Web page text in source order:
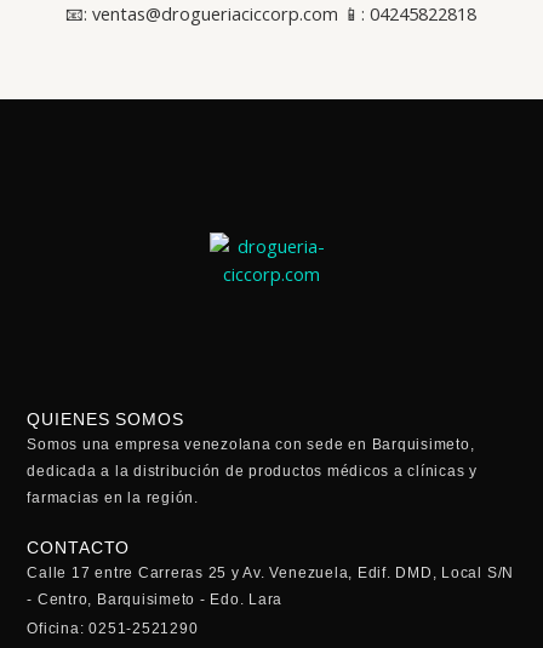
📧: ventas@drogueriaciccorp.com 📱: 04245822818
QUIENES SOMOS
Somos una empresa venezolana con sede en Barquisimeto,
dedicada a la distribución de productos médicos a clínicas y
farmacias en la región.
CONTACTO
Calle 17 entre Carreras 25 y Av. Venezuela, Edif. DMD, Local S/N
- Centro, Barquisimeto - Edo. Lara
Oficina: 0251-2521290